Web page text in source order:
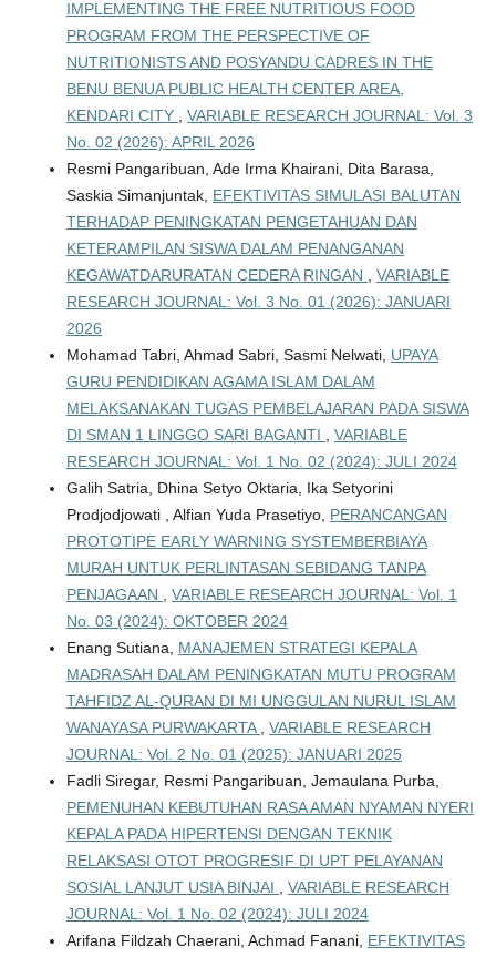
IMPLEMENTING THE FREE NUTRITIOUS FOOD
PROGRAM FROM THE PERSPECTIVE OF
NUTRITIONISTS AND POSYANDU CADRES IN THE
BENU BENUA PUBLIC HEALTH CENTER AREA,
KENDARI CITY , VARIABLE RESEARCH JOURNAL: Vol. 3
No. 02 (2026): APRIL 2026
Resmi Pangaribuan, Ade Irma Khairani, Dita Barasa,
Saskia Simanjuntak, EFEKTIVITAS SIMULASI BALUTAN
TERHADAP PENINGKATAN PENGETAHUAN DAN
KETERAMPILAN SISWA DALAM PENANGANAN
KEGAWATDARURATAN CEDERA RINGAN , VARIABLE
RESEARCH JOURNAL: Vol. 3 No. 01 (2026): JANUARI
2026
Mohamad Tabri, Ahmad Sabri, Sasmi Nelwati, UPAYA
GURU PENDIDIKAN AGAMA ISLAM DALAM
MELAKSANAKAN TUGAS PEMBELAJARAN PADA SISWA
DI SMAN 1 LINGGO SARI BAGANTI , VARIABLE
RESEARCH JOURNAL: Vol. 1 No. 02 (2024): JULI 2024
Galih Satria, Dhina Setyo Oktaria, Ika Setyorini
Prodjodjowati , Alfian Yuda Prasetiyo, PERANCANGAN
PROTOTIPE EARLY WARNING SYSTEMBERBIAYA
MURAH UNTUK PERLINTASAN SEBIDANG TANPA
PENJAGAAN , VARIABLE RESEARCH JOURNAL: Vol. 1
No. 03 (2024): OKTOBER 2024
Enang Sutiana, MANAJEMEN STRATEGI KEPALA
MADRASAH DALAM PENINGKATAN MUTU PROGRAM
TAHFIDZ AL-QURAN DI MI UNGGULAN NURUL ISLAM
WANAYASA PURWAKARTA , VARIABLE RESEARCH
JOURNAL: Vol. 2 No. 01 (2025): JANUARI 2025
Fadli Siregar, Resmi Pangaribuan, Jemaulana Purba,
PEMENUHAN KEBUTUHAN RASA AMAN NYAMAN NYERI
KEPALA PADA HIPERTENSI DENGAN TEKNIK
RELAKSASI OTOT PROGRESIF DI UPT PELAYANAN
SOSIAL LANJUT USIA BINJAI , VARIABLE RESEARCH
JOURNAL: Vol. 1 No. 02 (2024): JULI 2024
Arifana Fildzah Chaerani, Achmad Fanani, EFEKTIVITAS